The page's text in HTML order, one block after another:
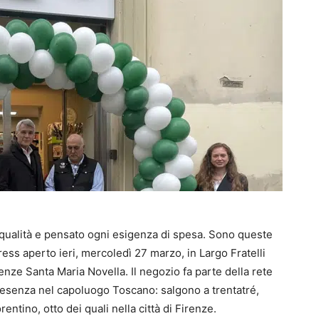
e pensato ogni esigenza di spesa. Sono queste
aperto ieri, mercoledì 27 marzo, in Largo Fratelli
Santa Maria Novella. Il negozio fa parte della rete
nel capoluogo Toscano: salgono a trentatré,
otto dei quali nella città di Firenze.